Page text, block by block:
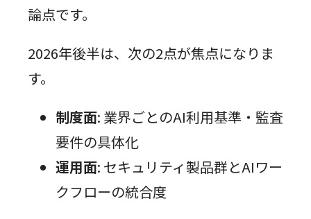
論点です。
2026年後半は、次の2点が焦点になりま
す。
制度面: 業界ごとのAI利用基準・監査
要件の具体化
運用面: セキュリティ製品群とAIワー
クフローの統合度